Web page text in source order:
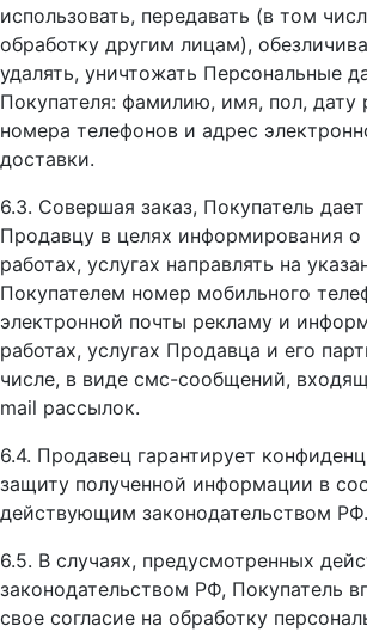
использовать, передавать (в том
обработку другим лицам),
удалять, уничтожать Персональные
Покупателя: фамилию, имя, пол, дату
номера телефонов и адрес
доставки.
6.3. Совершая заказ, Покупатель
Продавцу в целях информирования о
работах, услугах направлять на
Покупателем номер мобильного
электронной почты рекламу и
работах, услугах Продавца и его
числе, в виде смс-сообщений,
mail рассылок.
6.4. Продавец гарантирует
защиту полученной информации в
действующим законодательством РФ.
6.5. В случаях, предусмотренных
законодательством РФ, Покупатель
свое согласие на обработку